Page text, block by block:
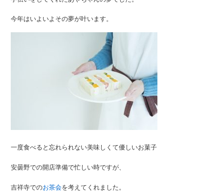
今年はいよいよその夢が叶います。
一度食べると忘れられない美味しくて優しいお菓子
安曇野での開店準備で忙しい時ですが、
吉祥寺でのお茶会を考えてくれました。